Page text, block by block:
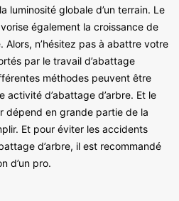
luminosité globale d’un terrain. Le
également la croissance de
Alors, n’hésitez pas à abattre votre
par le travail d’abattage
méthodes peuvent être
d’abattage d’arbre. Et le
dépend en grande partie de la
Et pour éviter les accidents
d’arbre, il est recommandé
d’un pro.